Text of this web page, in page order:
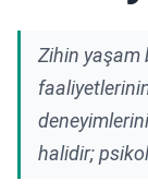
Zihin yaşam
halidir;